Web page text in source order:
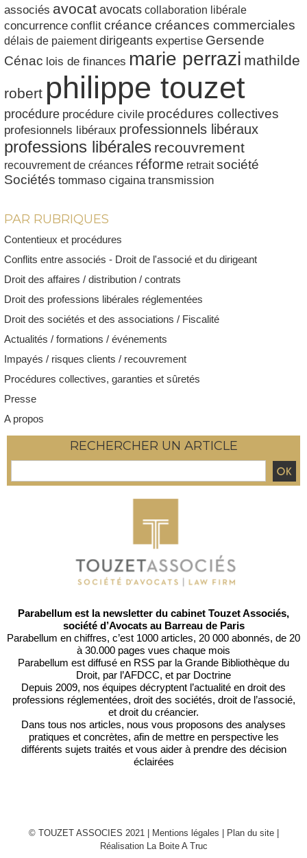
associés avocatavocats collaboration libérale
concurrence conflit créance créances commerciales
délais de paiement dirigeants expertise Gersende
Cénac lois de finances marie perrazi mathilde
robert philippe touzet
procédure procédure civile procédures collectives
profesionnels libéraux professionnels libéraux
professions libérales recouvrement
recouvrement de créances réforme retrait société
Sociétés tommaso cigaina transmission
PAR RUBRIQUES
Contentieux et procédures
Conflits entre associés - Droit de l'associé et du dirigeant
Droit des affaires / distribution / contrats
Droit des professions libérales réglementées
Droit des sociétés et des associations / Fiscalité
Actualités / formations / événements
Impayés / risques clients / recouvrement
Procédures collectives, garanties et sûretés
Presse
A propos
RECHERCHER UN ARTICLE
Parabellum est la newsletter du cabinet Touzet Associés,
société d’Avocats au Barreau de Paris
Parabellum en chiffres, c’est 1000 articles, 20 000 abonnés, de 20
à 30.000 pages vues chaque mois
Parabellum est diffusé en RSS par la Grande Bibliothèque du
Droit, par l’AFDCC, et par Doctrine
Depuis 2009, nos équipes décryptent l’actualité en droit des
professions réglementées, droit des sociétés, droit de l’associé,
et droit du créancier.
Dans tous nos articles, nous vous proposons des analyses
pratiques et concrètes, afin de mettre en perspective les
différents sujets traités et vous aider à prendre des décision
éclairées
© TOUZET ASSOCIES 2021 | Mentions légales Plan du site|
Réalisation La Boite A Truc